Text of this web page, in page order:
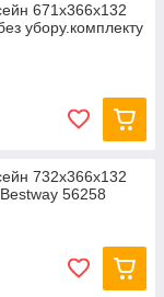
671x366x132
убору.комплекту
732x366х132
56258